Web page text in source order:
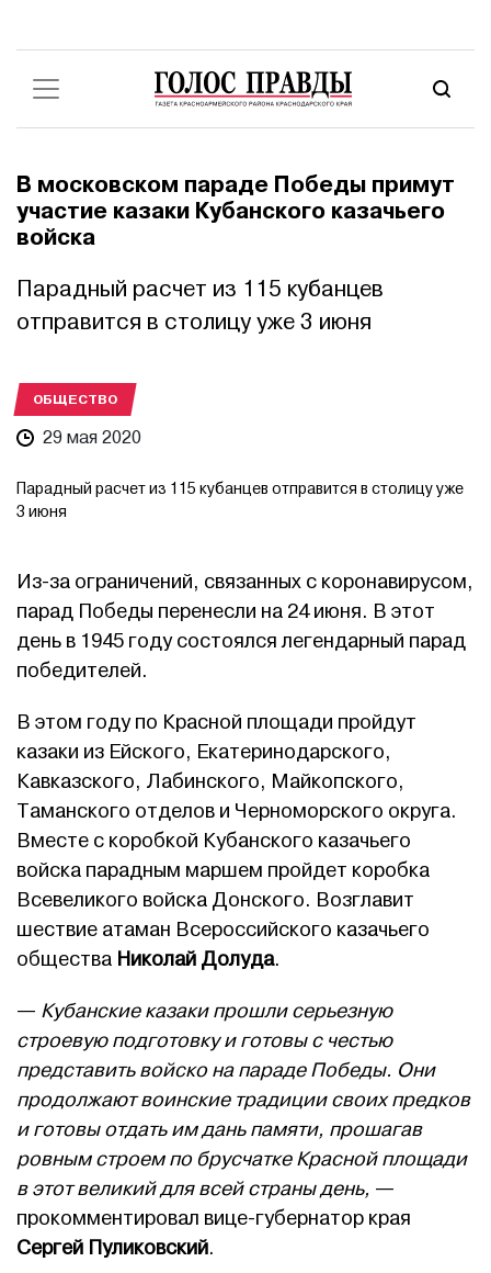
В московском параде Победы примут
участие казаки Кубанского казачьего
войска
Парадный расчет из 115 кубанцев
отправится в столицу уже 3 июня
ОБЩЕСТВО
29 мая 2020
Парадный расчет из 115 кубанцев отправится в столицу уже
3 июня
Из-за ограничений, связанных с коронавирусом,
парад Победы перенесли на 24 июня. В этот
день в 1945 году состоялся легендарный парад
победителей.
В этом году по Красной площади пройдут
казаки из Ейского, Екатеринодарского,
Кавказского, Лабинского, Майкопского,
Таманского отделов и Черноморского округа.
Вместе с коробкой Кубанского казачьего
войска парадным маршем пройдет коробка
Всевеликого войска Донского. Возглавит
шествие атаман Всероссийского казачьего
общества Николай Долуда.
— Кубанские казаки прошли серьезную
строевую подготовку и готовы с честью
представить войско на параде Победы. Они
продолжают воинские традиции своих предков
и готовы отдать им дань памяти, прошагав
ровным строем по брусчатке Красной площади
в этот великий для всей страны день, —
прокомментировал вице-губернатор края
Сергей Пуликовский.